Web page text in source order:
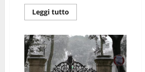
Leggi tutto